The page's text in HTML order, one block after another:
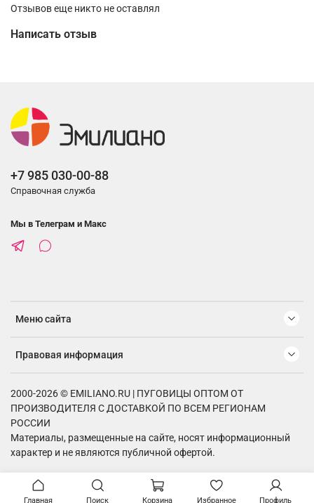
Отзывов еще никто не оставлял
Написать отзыв
Меню сайта
Правовая информация
+7 985 030-00-88
Справочная служба
Мы в Телеграм и Макс
2000-2026 © EMILIANO.RU | ПУГОВИЦЫ ОПТОМ ОТ
ПРОИЗВОДИТЕЛЯ С ДОСТАВКОЙ ПО ВСЕМ РЕГИОНАМ
РОССИИ
Материалы, размещенные на сайте, носят информационный
характер и не являются публичной офертой.
Главная Поиск Корзина Избранное Профиль